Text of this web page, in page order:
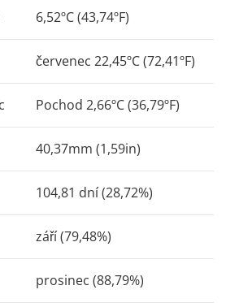
6,52ºC (43,74ºF)
červenec 22,45ºC (72,41ºF)
Pochod 2,66ºC (36,79ºF)
40,37mm (1,59in)
104,81 dní (28,72%)
září (79,48%)
prosinec (88,79%)